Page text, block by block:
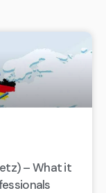
– What it